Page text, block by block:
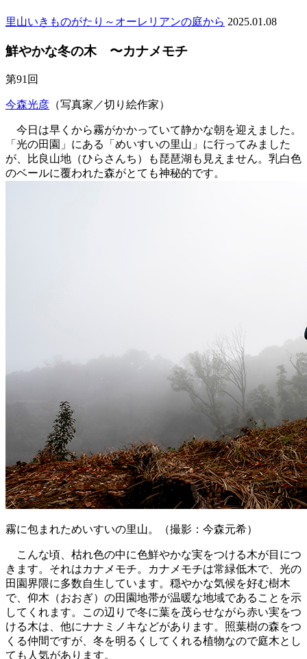
里山いきものがたり～オーレリアンの庭から 2025.01.08
鮮やかな冬の木 〜カナメモチ
第91回
今森光彦 （写真家／切り絵作家）
今日は早くから霧がかかっていて静かな朝を迎えました。
「光の田園」 にある 「めいすいの里山」 に行ってみました
が、比良山地（ひらさんち）も琵琶湖も見えません。乳白色
のベールに覆われた森がとても神秘的です。
霧に包まれためいすいの里山。（撮影：今森元希）
こんな頃、枯れ色の中に色鮮やかな実をつける木が目につ
きます。それはカナメモチ。カナメモチは常緑低木で、光の
田園界隈に多数自生しています。穏やかな気候を好む樹木
で、仰木（おおぎ）の田園地帯が温暖な地域であることを示
してくれます。この辺りで冬に葉を茂らせながら赤い実をつ
ける木は、他にナナミノキなどがあります。照葉樹の森をつ
くる仲間ですが、冬を明るくしてくれる植物なので庭木とし
ても人気があります。